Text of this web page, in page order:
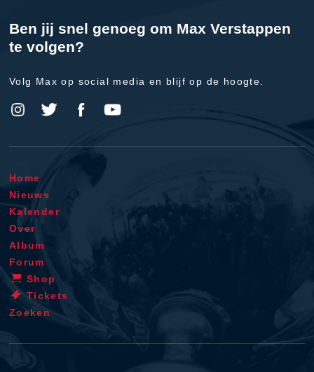
Ben jij snel genoeg om Max Verstappen
te volgen?
Volg Max op social media en blijf op de hoogte.
Home
Nieuws
Kalender
Over
Album
Forum
Shop
Tickets
Zoeken